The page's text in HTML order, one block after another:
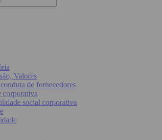
Valores
de fornecedores
corporativa
social corporativa